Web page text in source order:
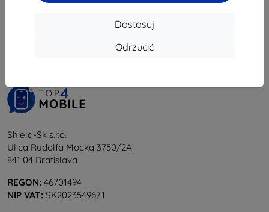
Dostosuj
Odrzucić
Shield-Sk s.r.o.
Ulica Rudolfa Mocka 3750/2A
841 04 Bratislava
REGON: 46701494
NIP VAT: SK2023549671